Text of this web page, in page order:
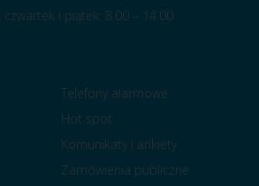
i piątek: 8.00 – 14.00
Telefony alarmowe
Hot spot
Komunikaty i ankiety
Zamówienia publiczne